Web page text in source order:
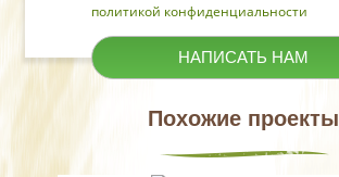
политикой конфиденциальности
Похожие проекты